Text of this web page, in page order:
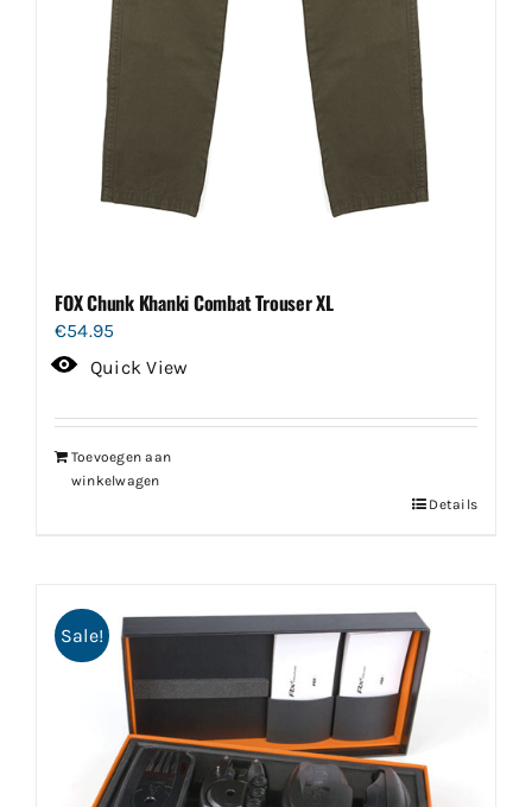
FOX Chunk Khanki Combat Trouser XL
€54.95
Quick View
Toevoegen aan
winkelwagen
Details
Sale!